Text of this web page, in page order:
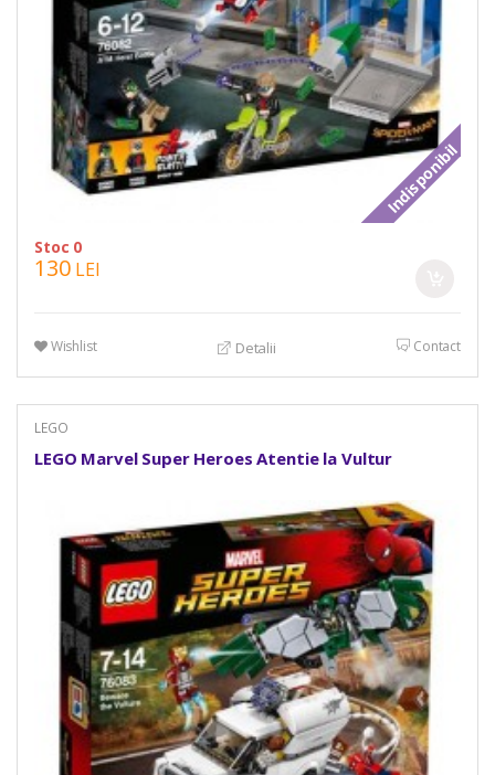
Indisponibil
Stoc 0
130 LEI
Wishlist Detalii Contact
LEGO
LEGO Marvel Super Heroes Atentie la Vultur